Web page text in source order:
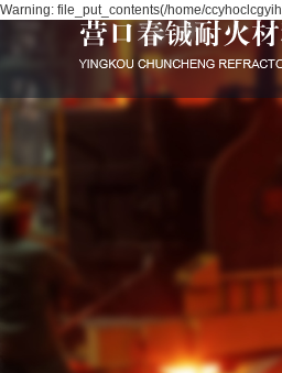
Warning: file_put_contents(/home/